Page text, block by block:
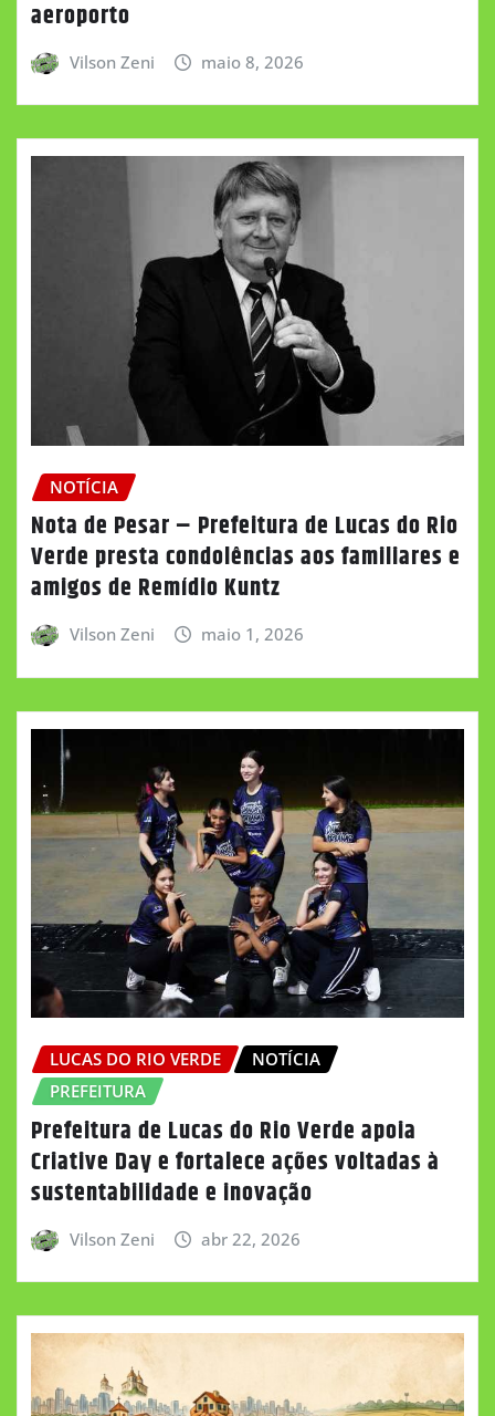
aeroporto
Vilson Zeni maio 8, 2026
NOTÍCIA
Nota de Pesar – Prefeitura de Lucas do Rio
Verde presta condolências aos familiares e
amigos de Remídio Kuntz
Vilson Zeni maio 1, 2026
LUCAS DO RIO VERDE
NOTÍCIA
PREFEITURA
Prefeitura de Lucas do Rio Verde apoia
Criative Day e fortalece ações voltadas à
sustentabilidade e inovação
Vilson Zeni abr 22, 2026